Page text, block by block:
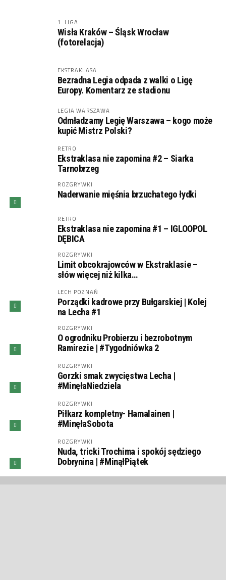
1. LIGA
Wisła Kraków – Śląsk Wrocław
(fotorelacja)
EKSTRAKLASA
Bezradna Legia odpada z walki o Ligę
Europy. Komentarz ze stadionu
LEGIA WARSZAWA
Odmładzamy Legię Warszawa – kogo może
kupić Mistrz Polski?
RETRO
Ekstraklasa nie zapomina #2 – Siarka
Tarnobrzeg
ROZGRYWKI
Naderwanie mięśnia brzuchatego łydki
RETRO
Ekstraklasa nie zapomina #1 – IGLOOPOL
DĘBICA
ROZGRYWKI
Limit obcokrajowców w Ekstraklasie –
słów więcej niż kilka…
LECH POZNAŃ
Porządki kadrowe przy Bułgarskiej | Kolej
na Lecha #1
ROZGRYWKI
O ogrodniku Probierzu i bezrobotnym
Ramirezie | #Tygodniówka 2
ROZGRYWKI
Gorzki smak zwycięstwa Lecha |
#MinęłaNiedziela
ROZGRYWKI
Piłkarz kompletny- Hamalainen |
#MinęłaSobota
ROZGRYWKI
Nuda, tricki Trochima i spokój sędziego
Dobrynina | #MinąłPiątek